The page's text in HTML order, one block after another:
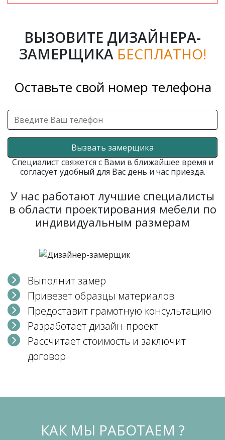
ВЫЗОВИТЕ ДИЗАЙНЕРА-
ЗАМЕРЩИКА БЕСПЛАТНО!
Оставьте свой номер телефона
Вызвать замерщика
Специалист свяжется с Вами в ближайшее время и
согласует удобный для Вас день и час приезда.
У нас работают лучшие специалисты
в области проектирования мебели по
индивидуальным размерам
Выполнит замер
Привезет образцы материалов
Предоставит грамотную консультацию
Разработает дизайн-проект
Рассчитает стоимость и заключит
договор
КАК МЫ РАБОТАЕМ ?